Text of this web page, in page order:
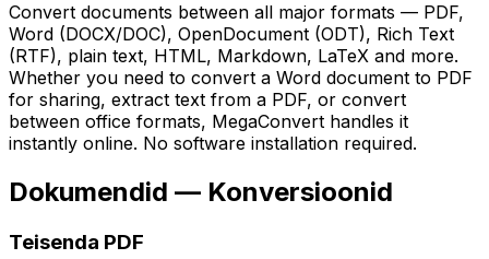
Convert documents between all major formats — PDF,
Word (DOCX/DOC), OpenDocument (ODT), Rich Text
(RTF), plain text, HTML, Markdown, LaTeX and more.
Whether you need to convert a Word document to PDF
for sharing, extract text from a PDF, or convert
between office formats, MegaConvert handles it
instantly online. No software installation required.
Dokumendid — Konversioonid
Teisenda PDF